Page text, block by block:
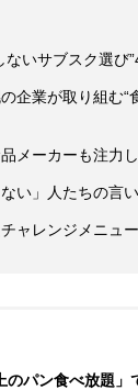
ないサブスク選び
企業が取り組む“
メーカーも注力
い」人たちの言
ャレンジメニュ
のパン食べ放題